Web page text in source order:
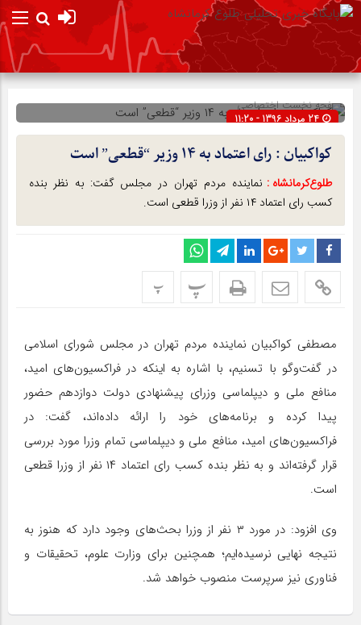
صفحه نخستاختصاصی
24 مرداد 1396 - 11:20
شناسه : 315
کواکبیان : رای اعتماد به ۱۴ وزیر “قطعی” است
طلوع‌‌کرمانشاه : نماینده مردم تهران در مجلس گفت: به نظر بنده
کسب رای اعتماد ۱۴ نفر از وزرا قطعی است.
پ پ
مصطفی‌ کواکبیان نماینده مردم تهران در مجلس شورای‌ اسلامی
در گفت‌وگو با تسنیم، با اشاره به اینکه در فراکسیون‌های امید،
منافع ملی‌ و دیپلماسی وزرای پیشنهادی دولت دوازدهم حضور
پیدا کرده و برنامه‌های خود را ارائه‌ داده‌اند، گفت: در
فراکسیون‌های امید، منافع ملی ‌و دیپلماسی تمام وزرا مورد بررسی
قرار گرفته‌اند و به نظر بنده کسب رای اعتماد ۱۴ نفر از وزرا قطعی
است.
وی افزود: در مورد ۳ نفر از وزرا بحث‌های وجود دارد که هنوز به
نتیجه نهایی نرسیده‌ایم؛ همچنین برای وزارت علوم، تحقیقات و
فناوری نیز سرپرست منصوب خواهد شد.